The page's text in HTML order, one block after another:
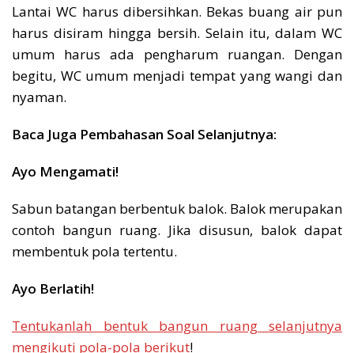
Lantai WC harus dibersihkan. Bekas buang air pun
harus disiram hingga bersih. Selain itu, dalam WC
umum harus ada pengharum ruangan. Dengan
begitu, WC umum menjadi tempat yang wangi dan
nyaman.
Baca Juga Pembahasan Soal Selanjutnya:
Ayo Mengamati!
Sabun batangan berbentuk balok. Balok merupakan
contoh bangun ruang. Jika disusun, balok dapat
membentuk pola tertentu.
Ayo Berlatih!
Tentukanlah bentuk bangun ruang selanjutnya
mengikuti pola-pola berikut!